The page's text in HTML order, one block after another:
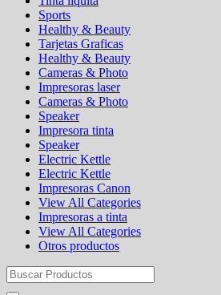
Sports
Healthy & Beauty
Tarjetas Graficas
Healthy & Beauty
Cameras & Photo
Impresoras laser
Cameras & Photo
Speaker
Impresora tinta
Speaker
Electric Kettle
Electric Kettle
Impresoras Canon
View All Categories
Impresoras a tinta
View All Categories
Otros productos
Search
for: